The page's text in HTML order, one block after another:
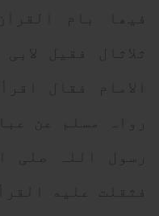
فیھا بام
ثلاثال فقیل
الامام فقال
رواہ مسلم عن
رسول اللہ صلی
فثقلت علیه